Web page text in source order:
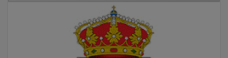
En las seis ediciones llevadas a cabo entre 2020 y
2025, la campaña ha permitido recaudar más de 13
millones de euros en el conjunto del país y ha
superado las 12.500 toneladas de alimentos básicos.